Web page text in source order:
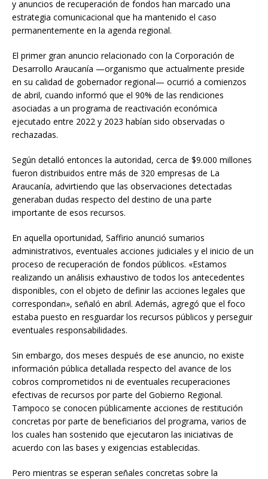
y anuncios de recuperación de fondos han marcado una
estrategia comunicacional que ha mantenido el caso
permanentemente en la agenda regional.
El primer gran anuncio relacionado con la Corporación de
Desarrollo Araucanía —organismo que actualmente preside
en su calidad de gobernador regional— ocurrió a comienzos
de abril, cuando informó que el 90% de las rendiciones
asociadas a un programa de reactivación económica
ejecutado entre 2022 y 2023 habían sido observadas o
rechazadas.
Según detalló entonces la autoridad, cerca de $9.000 millones
fueron distribuidos entre más de 320 empresas de La
Araucanía, advirtiendo que las observaciones detectadas
generaban dudas respecto del destino de una parte
importante de esos recursos.
En aquella oportunidad, Saffirio anunció sumarios
administrativos, eventuales acciones judiciales y el inicio de un
proceso de recuperación de fondos públicos. «Estamos
realizando un análisis exhaustivo de todos los antecedentes
disponibles, con el objeto de definir las acciones legales que
correspondan», señaló en abril. Además, agregó que el foco
estaba puesto en resguardar los recursos públicos y perseguir
eventuales responsabilidades.
Sin embargo, dos meses después de ese anuncio, no existe
información pública detallada respecto del avance de los
cobros comprometidos ni de eventuales recuperaciones
efectivas de recursos por parte del Gobierno Regional.
Tampoco se conocen públicamente acciones de restitución
concretas por parte de beneficiarios del programa, varios de
los cuales han sostenido que ejecutaron las iniciativas de
acuerdo con las bases y exigencias establecidas.
Pero mientras se esperan señales concretas sobre la